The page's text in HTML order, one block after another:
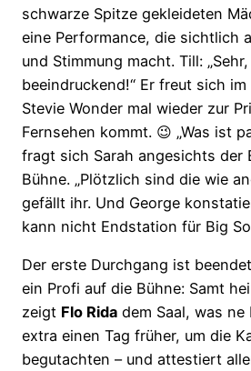
schwarze Spitze gekleideten
eine Performance, die sichtlich
und Stimmung macht. Till:
beeindruckend!“ Er freut sich
Stevie Wonder mal wieder zur
Fernsehen kommt. 😉 „Was ist
fragt sich Sarah angesichts der
Bühne. „Plötzlich sind die wie
gefällt ihr. Und George
kann nicht Endstation für Big
Der erste Durchgang ist
ein Profi auf die Bühne: Samt
zeigt Flo Rida dem Saal, was ne
extra einen Tag früher, um die
begutachten – und attestiert